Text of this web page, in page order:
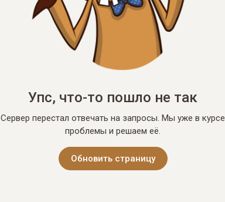
Упс, что-то пошло не так
Сервер перестал отвечать на запросы. Мы уже в курсе
проблемы и решаем её.
Обновить страницу